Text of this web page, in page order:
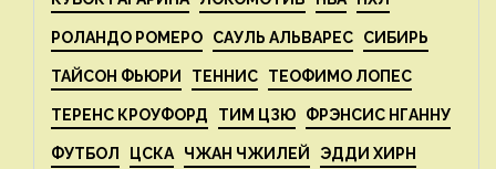
РОЛАНДО РОМЕРО САУЛЬ АЛЬВАРЕС СИБИРЬ
ТАЙСОН ФЬЮРИ ТЕННИС ТЕОФИМО ЛОПЕС
ТЕРЕНС КРОУФОРД ТИМ ЦЗЮ ФРЭНСИС НГАННУ
ФУТБОЛ ЦСКА ЧЖАН ЧЖИЛЕЙ ЭДДИ ХИРН